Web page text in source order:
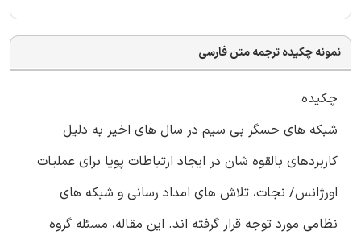
نمونه چکیده ترجمه متن فارسی
چکیده
شبکه های حسگر بی سیم در سال های اخیر به دلیل
کاربردهای بالقوه شان در ایجاد ارتباطات پویا برای عملیات
اورژانس/ نجات، تلاش های امداد رسانی و شبکه های
نظامی مورد توجه قرار گرفته اند. این مقاله، مسئله گروه